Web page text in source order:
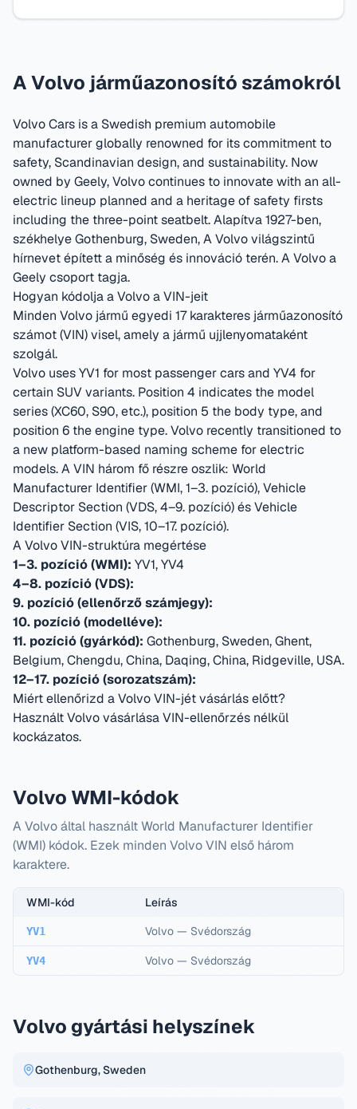
A Volvo járműazonosító számokról
Volvo Cars is a Swedish premium automobile
manufacturer globally renowned for its commitment to
safety, Scandinavian design, and sustainability. Now
owned by Geely, Volvo continues to innovate with an all-
electric lineup planned and a heritage of safety firsts
including the three-point seatbelt.Alapítva 1927-ben,
székhelye Gothenburg, Sweden,A Volvo világszintű
hírnevet épített a minőség és innováció terén.A Volvo a
Geely csoport tagja.
Hogyan kódolja a Volvo a VIN-jeit
Minden Volvo jármű egyedi 17 karakteres járműazonosító
számot (VIN) visel, amely a jármű ujjlenyomataként
szolgál.
Volvo uses YV1 for most passenger cars and YV4 for
certain SUV variants. Position 4 indicates the model
series (XC60, S90, etc.), position 5 the body type, and
position 6 the engine type. Volvo recently transitioned to
a new platform-based naming scheme for electric
models.A VIN három fő részre oszlik: World
Manufacturer Identifier (WMI, 1–3. pozíció), Vehicle
Descriptor Section (VDS, 4–9. pozíció) és Vehicle
Identifier Section (VIS, 10–17. pozíció).
A Volvo VIN-struktúra megértése
1–3. pozíció (WMI): YV1, YV4
4–8. pozíció (VDS):
9. pozíció (ellenőrző számjegy):
10. pozíció (modelléve):
11. pozíció (gyárkód): Gothenburg, Sweden, Ghent,
Belgium, Chengdu, China, Daqing, China, Ridgeville, USA.
12–17. pozíció (sorozatszám):
Miért ellenőrizd a Volvo VIN-jét vásárlás előtt?
Használt Volvo vásárlása VIN-ellenőrzés nélkül
kockázatos.
Volvo WMI-kódok
A Volvo által használt World Manufacturer Identifier
(WMI) kódok. Ezek minden Volvo VIN első három
karaktere.
WMI-kód Leírás
YV1 Volvo — Svédország
YV4 Volvo — Svédország
Volvo gyártási helyszínek
Gothenburg, Sweden